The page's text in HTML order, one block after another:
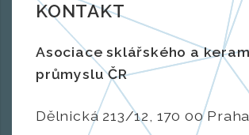
KONTAKT
Asociace sklářského a
průmyslu ČR
Dělnická 213/12, 170 00